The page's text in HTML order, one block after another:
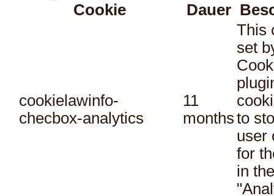
Cookie
Dauer
cookielawinfo-
checbox-analytics
11
months
This
set
to
user
for
in